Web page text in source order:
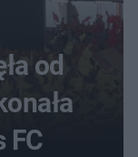
od
FC